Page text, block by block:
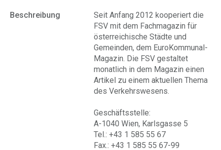
Beschreibung
Seit Anfang 2012 kooperiert die
FSV mit dem Fachmagazin für
österreichische Städte und
Gemeinden, dem EuroKommunal-
Magazin. Die FSV gestaltet
monatlich in dem Magazin einen
Artikel zu einem aktuellen Thema
des Verkehrswesens.
Geschäftsstelle:
A-1040 Wien, Karlsgasse 5
Tel.: +43 1 585 55 67
Fax.: +43 1 585 55 67-99